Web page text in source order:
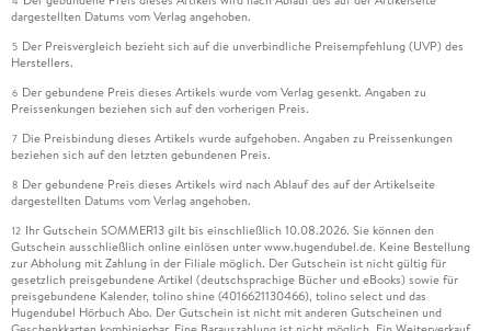
dargestellten Datums vom Verlag angehoben.
5 Der Preisvergleich bezieht sich auf die unverbindliche Preisempfehlung (UVP) des
Herstellers.
6 Der gebundene Preis dieses Artikels wurde vom Verlag gesenkt. Angaben zu
Preissenkungen beziehen sich auf den vorherigen Preis.
7 Die Preisbindung dieses Artikels wurde aufgehoben. Angaben zu Preissenkungen
beziehen sich auf den letzten gebundenen Preis.
8 Der gebundene Preis dieses Artikels wird nach Ablauf des auf der Artikelseite
dargestellten Datums vom Verlag angehoben.
12 Ihr Gutschein SOMMER13 gilt bis einschließlich 10.08.2026. Sie können den
Gutschein ausschließlich online einlösen unter www.hugendubel.de. Keine Bestellung
zur Abholung mit Zahlung in der Filiale möglich. Der Gutschein ist nicht gültig für
gesetzlich preisgebundene Artikel (deutschsprachige Bücher und eBooks) sowie für
preisgebundene Kalender, tolino shine (4016621130466), tolino select und das
Hugendubel Hörbuch Abo. Der Gutschein ist nicht mit anderen Gutscheinen und